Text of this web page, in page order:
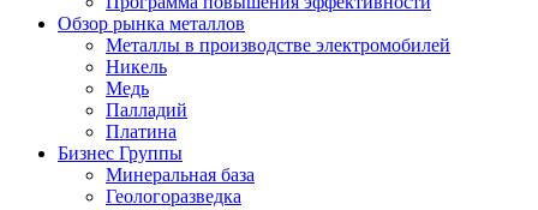
Обзор рынка металлов
Металлы в производстве электромобилей
Никель
Медь
Палладий
Платина
Бизнес Группы
Минеральная база
Геологоразведка